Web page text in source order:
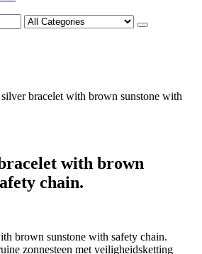
bracelet with brown sunstone with
with brown
chain.
brown sunstone with safety chain.
zonnesteen met veiligheidsketting